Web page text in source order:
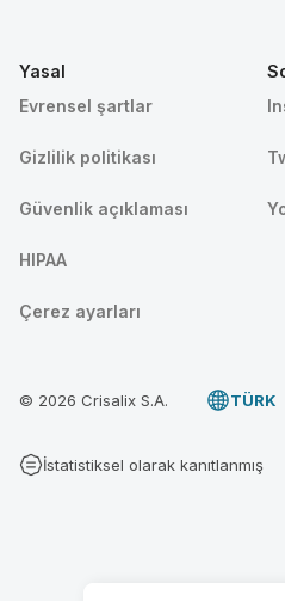
Yasal
Evrensel şartlar
Gizlilik politikası
Güvenlik açıklaması
HIPAA
Çerez ayarları
© 2026 Crisalix S.A. TÜRK
İstatistiksel olarak kanıtlanmış